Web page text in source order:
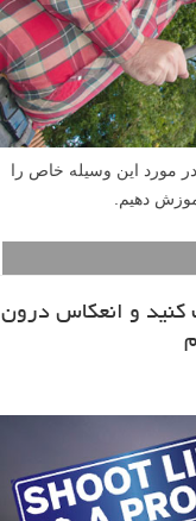
مورد این وسیله خاص را
دهیم.
و انعکاس درون